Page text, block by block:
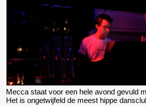
Mecca staat voor een hele avond gevuld
Het is ongetwijfeld de meest hippe